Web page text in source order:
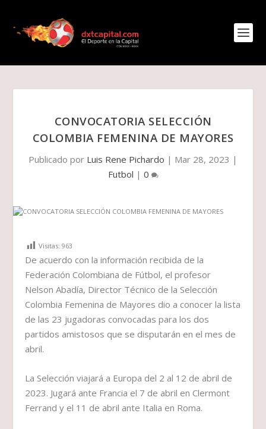
CONVOCATORIA SELECCIÓN
COLOMBIA FEMENINA DE MAYORES
Publicado por Luis Rene Pichardo | Mar 28, 2023 |
Futbol | 0
Visitas: 963
De acuerdo con la información recibida de la
Federación Colombiana de Fútbol, el profesor
Nelson Abadía, Director Técnico de la Selección
Colombia Femenina de Mayores dio a conocer la lista
de las 23 jugadoras convocadas para los dos
partidos amistosos que se disputarán en el mes de
abril.
La Selección viajará a Europa del 2 al 12 de abril de
2023. Jugará ante Francia el 7 de abril en Clermont
Ferrand y el 11 de abril ante Italia en Roma.